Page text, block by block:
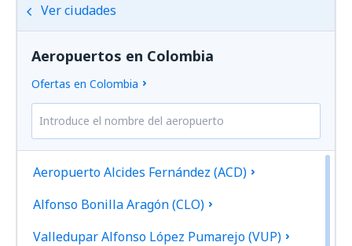
Ver ciudades
Aeropuertos en Colombia
Ofertas en Colombia
Aeropuerto Alcides Fernández (ACD)
Alfonso Bonilla Aragón (CLO)
Valledupar Alfonso López Pumarejo (VUP)